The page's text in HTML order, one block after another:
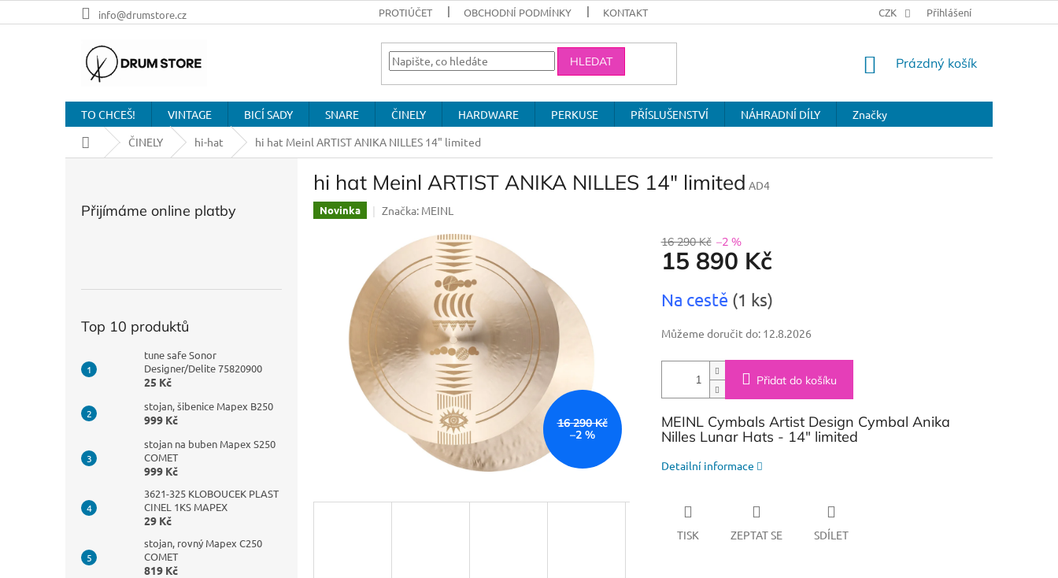
na
info@drumstore.cz PROTIÚČET OBCHODNÍ PODMÍNKY KONTAKT CZK Přihlášení
HLEDAT
NÁKUPNÍ
Prázdný košík
TO CHCEŠ! VINTAGE BICÍ SADY SNARE ČINELY HARDWARE PERKUSE PŘÍSLUŠENSTVÍ NÁHRADNÍ DÍLY
Značky
Domů
ČINELY hi-hat hi hat Meinl ARTIST ANIKA NILLES 14" limited
Přijímáme online platby
Top 10 produktů
tune safe Sonor
Designer/Delite 75820900
25 Kč
stojan, šibenice Mapex B250
999 Kč
stojan na buben Mapex S250
COMET
999 Kč
3621-325 KLOBOUCEK PLAST
CINEL 1KS MAPEX
29 Kč
stojan, rovný Mapex C250
COMET
819 Kč
hi hat Meinl ARTIST ANIKA NILLES 14" limited AD4
Novinka Značka: MEINL
16 290 Kč
–2 %
16 290 Kč –2 %
15 890 Kč
cena:
Na cestě (1 ks)
Můžeme doručit do: 12.8.2026
Přidat do košíku
MEINL Cymbals Artist Design Cymbal Anika
Nilles Lunar Hats - 14" limited
Detailní informace
TISK ZEPTAT SE SDÍLET